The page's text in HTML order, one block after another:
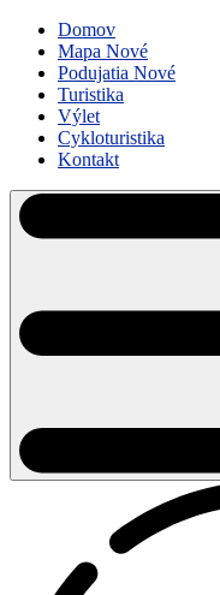
Domov
Mapa Nové
Podujatia Nové
Turistika
Výlet
Cykloturistika
Kontakt